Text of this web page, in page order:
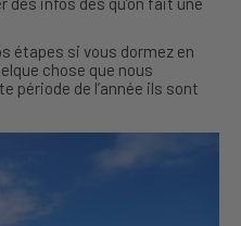
étapes si vous dormez en
chose que nous
période de l’année ils sont